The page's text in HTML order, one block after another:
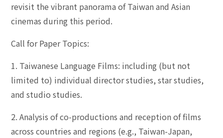
revisit the vibrant panorama of Taiwan and Asian
cinemas during this period.
Call for Paper Topics:
1. Taiwanese Language Films: including (but not
limited to) individual director studies, star studies,
and studio studies.
2. Analysis of co-productions and reception of films
across countries and regions (e.g., Taiwan-Japan,